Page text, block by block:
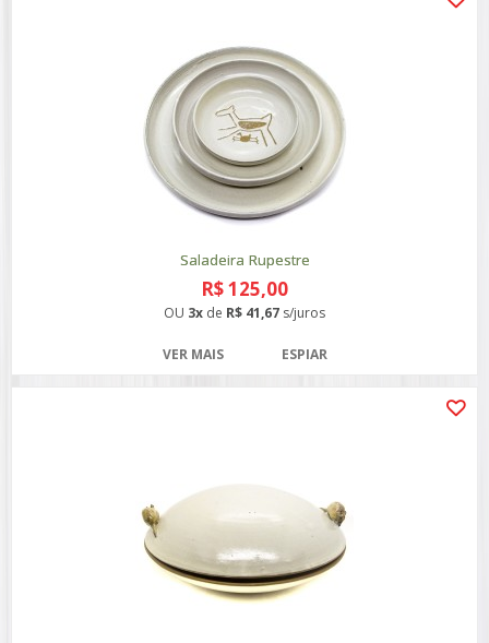
Saladeira Rupestre
R$ 125,00
OU 3x de R$ 41,67 s/juros
VER MAIS ESPIAR